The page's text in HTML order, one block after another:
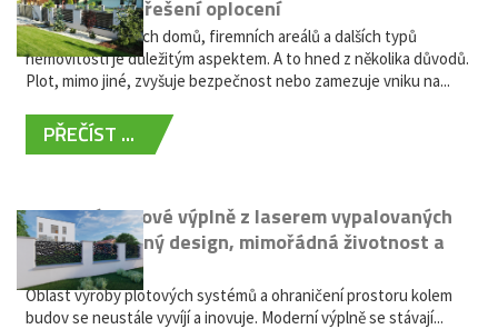
bezúdržbové řešení oplocení
Oplocení rodinných domů, firemních areálů a dalších typů
nemovitostí je důležitým aspektem. A to hned z několika důvodů.
Plot, mimo jiné, zvyšuje bezpečnost nebo zamezuje vniku na...
PŘEČÍST ...
Moderní plotové výplně z laserem vypalovaných
kovů: výjimečný design, mimořádná životnost a
žádná údržba
Oblast výroby plotových systémů a ohraničení prostoru kolem
budov se neustále vyvíjí a inovuje. Moderní výplně se stávají...